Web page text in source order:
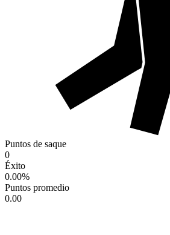
Puntos de saque
0
Éxito
0.00%
Puntos promedio
0.00